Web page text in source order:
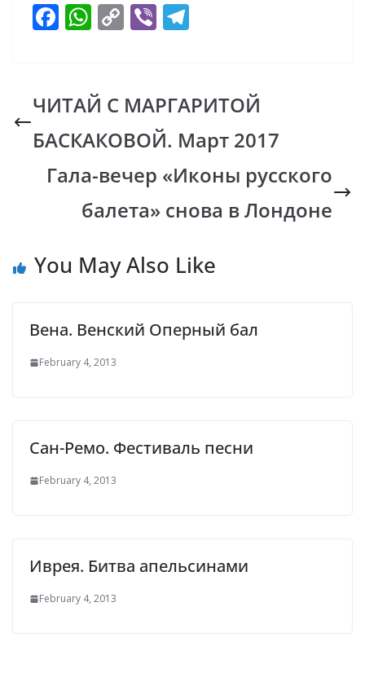
F
b
o
o
k
W
s
A
p
p
C
y
Li
n
k
Vi
gr
a
m
ЧИТАЙ С МАРГАРИТОЙ
БАСКАКОВОЙ. Март 2017
Гала-вечер «Иконы русского
балета» снова в Лондоне
You May Also Like
Вена. Венский Оперный бал
February 4, 2013
Сан-Ремо. Фестиваль песни
February 4, 2013
Иврея. Битва апельсинами
February 4, 2013